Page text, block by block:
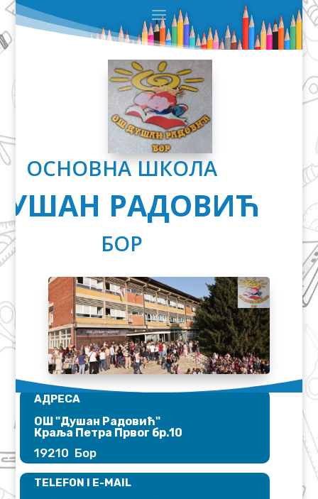
ОСНОВНА ШКОЛА
РАДОВИЋ
БОР
АДРЕСА
ОШ "Душан Радовић"​
Краља Петра Првог бр.10
19210 Бор
TELEFON I E-MAIL